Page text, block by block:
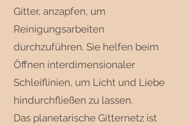
Gitter, anzapfen, um
Reinigungsarbeiten
durchzuführen. Sie helfen beim
Öffnen interdimensionaler
Schleiflinien, um Licht und Liebe
hindurchfließen zu lassen.
Das planetarische Gitternetz ist